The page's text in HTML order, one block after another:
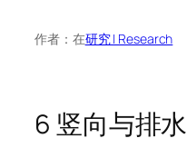
作者： 在研究 | Research
6 竖向与排水